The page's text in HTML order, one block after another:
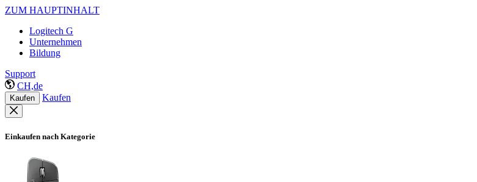
ZUM HAUPTINHALT
Logitech G
Unternehmen
Bildung
Support
CH,de
Kaufen Kaufen
Einkaufen nach Kategorie